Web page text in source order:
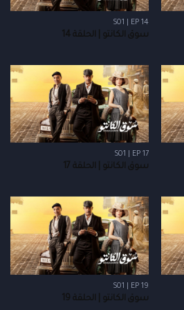
S01 | EP 14
سوق الكانتو | الحلقة 14
S01 | EP 17
سوق الكانتو | الحلقة 17
S01 | EP 19
سوق الكانتو | الحلقة 19